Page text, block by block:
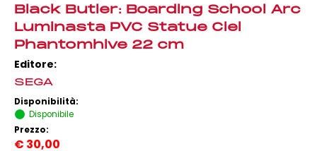
Black Butler: Boarding School Arc
Luminasta PVC Statue Ciel
Phantomhive 22 cm
Editore:
SEGA
Disponibilità:
Disponibile
Prezzo:
€ 30,00